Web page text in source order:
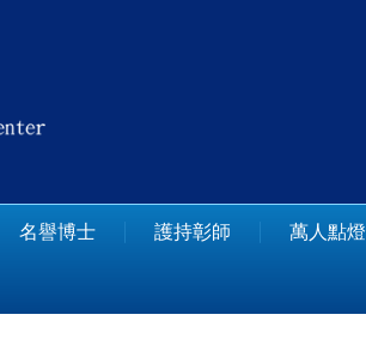
名譽博士 護持彰師 萬人點燈